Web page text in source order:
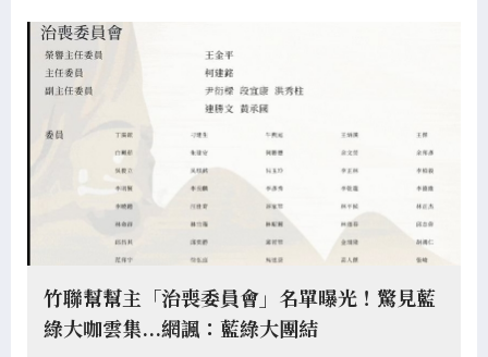
竹聯幫幫主「治喪委員會」名單曝光！驚見藍
綠大咖雲集...網諷：藍綠大團結